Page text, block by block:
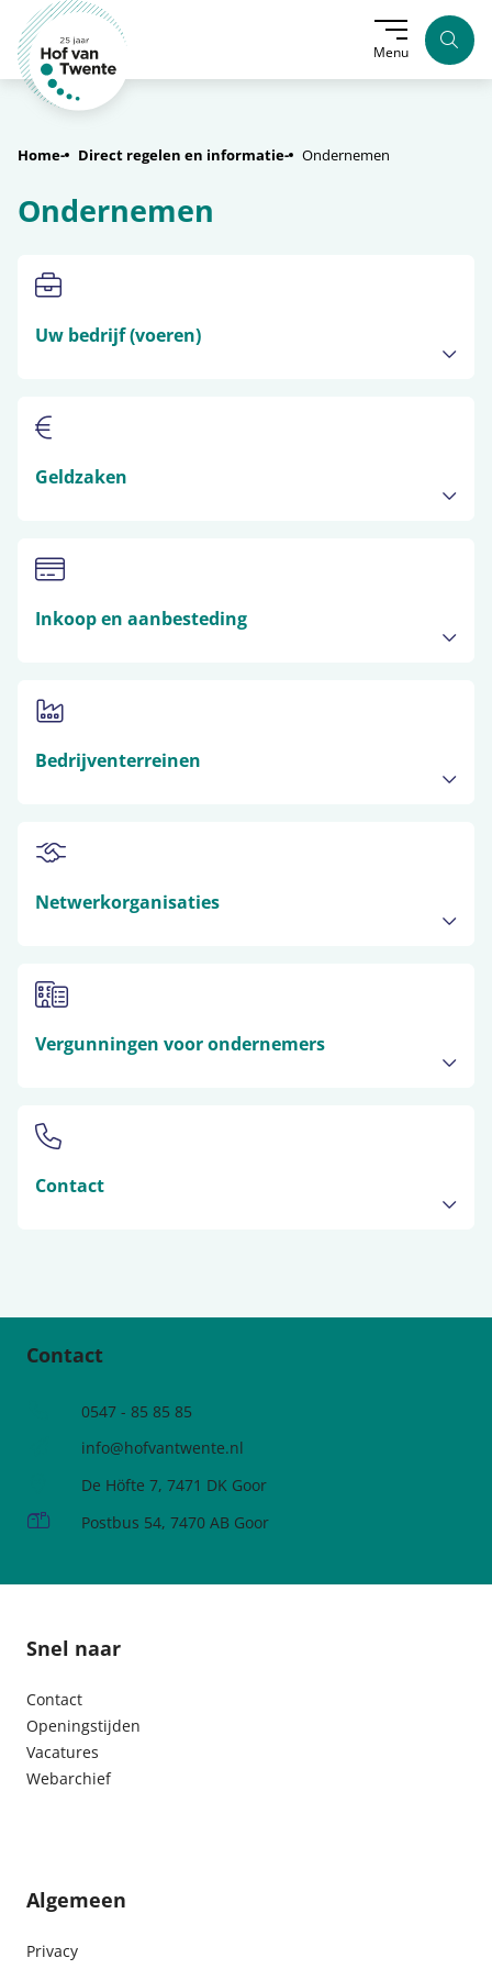
Menu
Home Direct regelen en informatie Ondernemen
Ondernemen
Uw bedrijf (voeren)
Geldzaken
Inkoop en aanbesteding
Bedrijventerreinen
Netwerkorganisaties
Vergunningen voor ondernemers
Contact
Contact
Telefoonnummer
0547 - 85 85 85
e-mailadres:info@hofvantwente.nl
De Höfte 7, 7471 DK Goor
Postadres:Postbus 54, 7470 AB Goor
Snel naar
Contact
Openingstijden
Vacatures
Webarchief
Algemeen
Privacy